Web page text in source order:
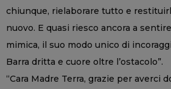
chiunque, rielaborare tutto e
nuovo. E quasi riesco ancora a
mimica, il suo modo unico di
Barra dritta e cuore oltre l’ostacolo”.
“Cara Madre Terra, grazie per averci